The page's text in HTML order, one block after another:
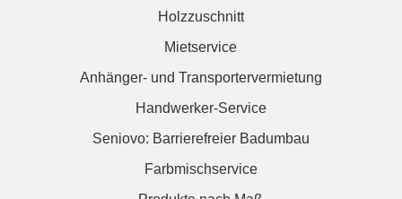
Holzzuschnitt
Mietservice
Anhänger- und Transportervermietung
Handwerker-Service
Seniovo: Barrierefreier Badumbau
Farbmischservice